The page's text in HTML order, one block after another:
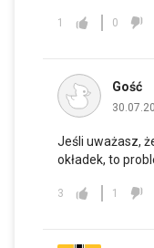
1 0
Gość
Jeśli uważasz,
okładek, to
3 1